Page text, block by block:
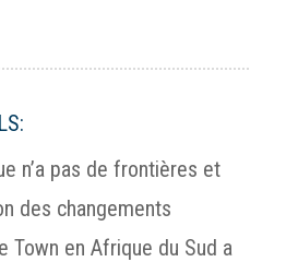
n’a pas de frontières et
des changements
Town en Afrique du Sud a